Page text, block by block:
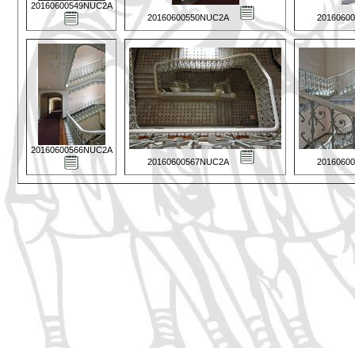
20160600549NUC2A
20160600550NUC2A
20160600566NUC2A
20160600567NUC2A